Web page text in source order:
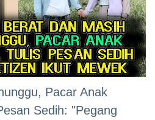
Pacar Anak
Sedih: "Pegang